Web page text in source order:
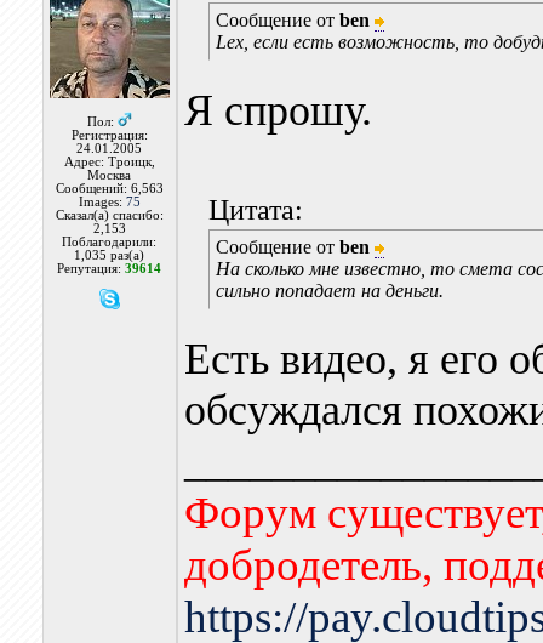
Пол:
Регистрация:
24.01.2005
Адрес: Троицк,
Москва
Сообщений: 6,563
Images: 75
Сказал(а) спасибо:
2,153
Поблагодарили:
1,035 раз(а)
Репутация:39614
Сообщение от ben
Lex, если есть возможность, то
Я спрошу.
Цитата:
Сообщение от ben
На сколько мне известно, то смета
сильно попадает на деньги.
Есть видео, я его
обсуждался
Форум
добродетель,
https://